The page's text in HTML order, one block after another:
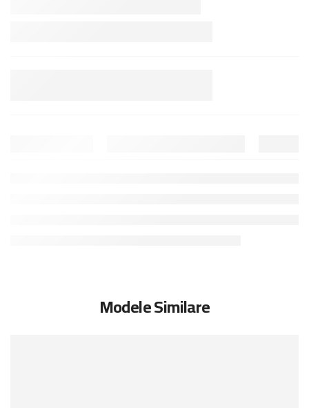
Modele Similare